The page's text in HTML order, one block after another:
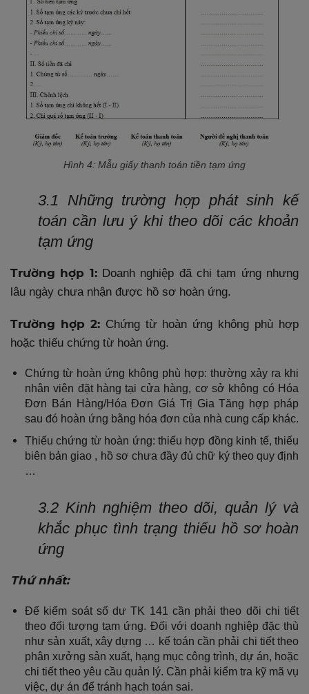
Hình 4: Mẫu giấy thanh toán tiền tạm ứng
3.1 Những trường hợp phát sinh kế
toán cần lưu ý khi theo dõi các khoản
tạm ứng
Trường hợp 1:Doanh nghiệp đã chi tạm ứng nhưng
lâu ngày chưa nhận được hồ sơ hoàn ứng.
Trường hợp 2: Chứng từ hoàn ứng không phù hợp
hoặc thiếu chứng từ hoàn ứng.
Chứng từ hoàn ứng không phù hợp: thường xảy ra khi
nhân viên đặt hàng tại cửa hàng, cơ sở không có Hóa
Đơn Bán Hàng/Hóa Đơn Giá Trị Gia Tăng hợp pháp
sau đó hoàn ứng bằng hóa đơn của nhà cung cấp khác.
Thiếu chứng từ hoàn ứng: thiếu hợp đồng kinh tế, thiếu
biên bản giao , hồ sơ chưa đầy đủ chữ ký theo quy định
…
3.2 Kinh nghiệm theo dõi, quản lý và
khắc phục tình trạng thiếu hồ sơ hoàn
ứng
Thứ nhất:
Để kiểm soát số dư TK 141 cần phải theo dõi chi tiết
theo đối tượng tạm ứng. Đối với doanh nghiệp đặc thù
như sản xuất, xây dựng … kế toán cần phải chi tiết theo
phân xưởng sản xuất, hạng mục công trình, dự án, hoặc
chi tiết theo yêu cầu quản lý. Cần phải kiểm tra kỹ mã vụ
việc, dự án để tránh hạch toán sai.